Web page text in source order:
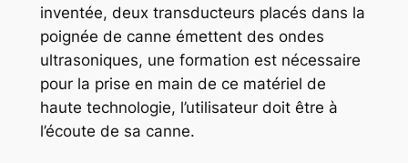
inventée, deux transducteurs placés dans la
poignée de canne émettent des ondes
ultrasoniques, une formation est nécessaire
pour la prise en main de ce matériel de
haute technologie, l’utilisateur doit être à
l’écoute de sa canne.